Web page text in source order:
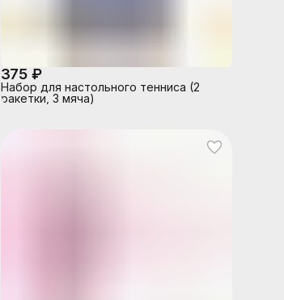
375 ₽
Набор для настольного тенниса (2
ракетки, 3 мяча)